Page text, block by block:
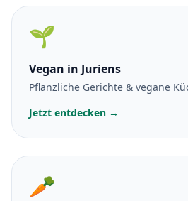
🌱
Vegan in Juriens
Pflanzliche Gerichte & vegane
Jetzt entdecken →
🥕